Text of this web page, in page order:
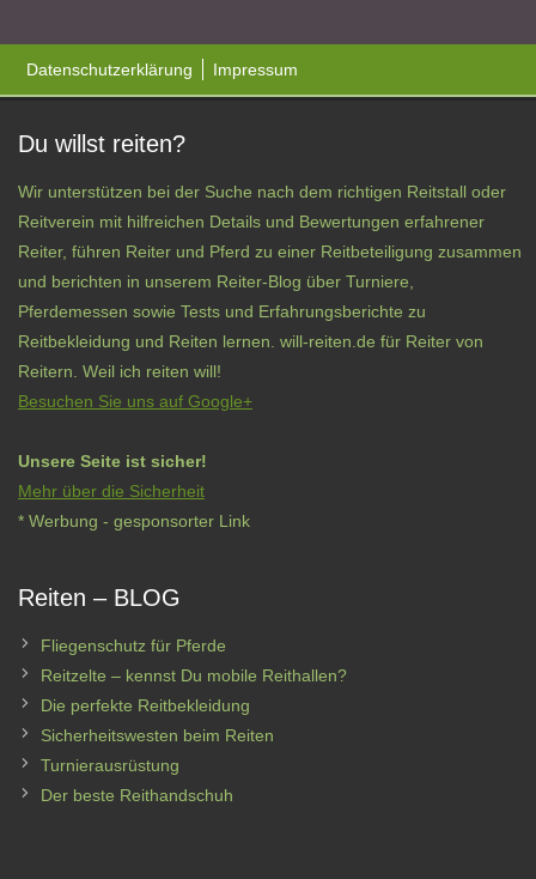
Datenschutzerklärung Impressum
Du willst reiten?
Wir unterstützen bei der Suche nach dem richtigen Reitstall oder
Reitverein mit hilfreichen Details und Bewertungen erfahrener
Reiter, führen Reiter und Pferd zu einer Reitbeteiligung zusammen
und berichten in unserem Reiter-Blog über Turniere,
Pferdemessen sowie Tests und Erfahrungsberichte zu
Reitbekleidung und Reiten lernen. will-reiten.de für Reiter von
Reitern. Weil ich reiten will!
Besuchen Sie uns auf Google+
Unsere Seite ist sicher!
Mehr über die Sicherheit
* Werbung - gesponsorter Link
Reiten – BLOG
Fliegenschutz für Pferde
Reitzelte – kennst Du mobile Reithallen?
Die perfekte Reitbekleidung
Sicherheitswesten beim Reiten
Turnierausrüstung
Der beste Reithandschuh